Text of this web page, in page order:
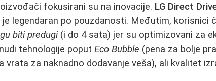
fokusirani su na inovacije. LG Direct
legendaran po pouzdanosti. Međutim, korisnici
biti predugi(i do 4 sata) jer su optimizovani za
tehnologije poputEco Bubble (pena za bolje
vrata za naknadno dodavanje veša), ali kvalitet